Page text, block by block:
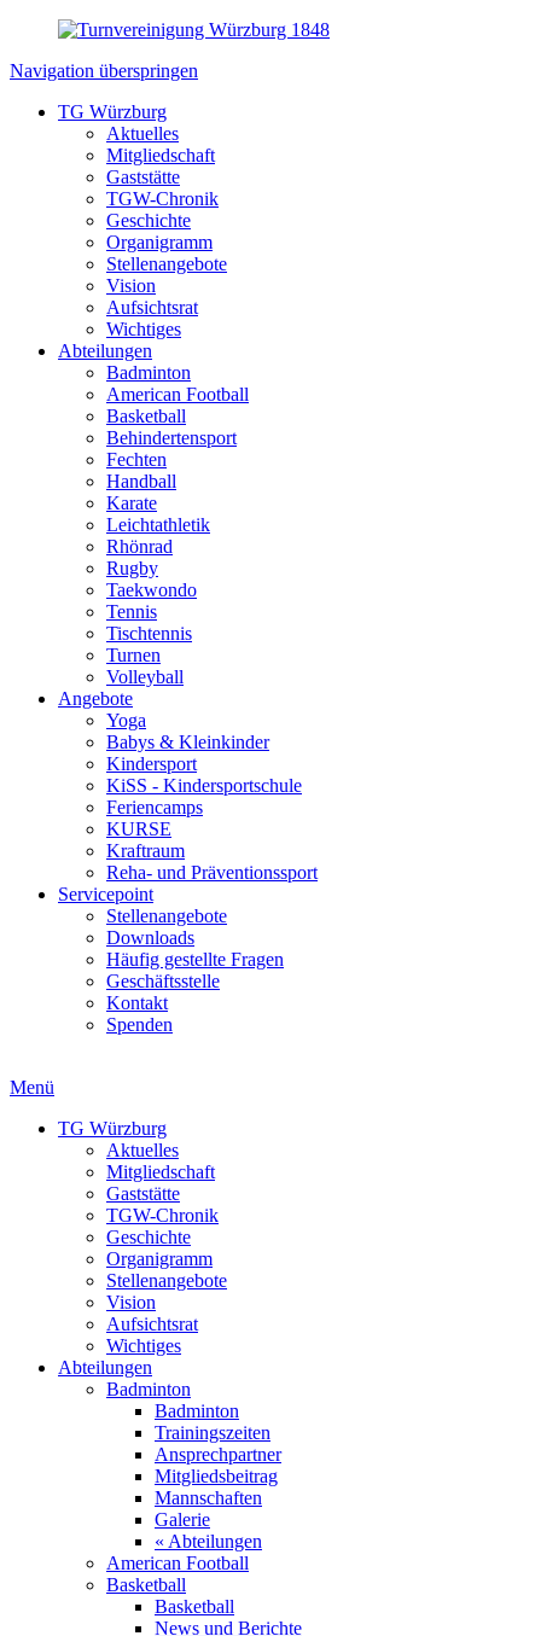
Navigation überspringen
TG Würzburg
Aktuelles
Mitgliedschaft
Gaststätte
TGW-Chronik
Geschichte
Organigramm
Stellenangebote
Vision
Aufsichtsrat
Wichtiges
Abteilungen
Badminton
American Football
Basketball
Behindertensport
Fechten
Handball
Karate
Leichtathletik
Rhönrad
Rugby
Taekwondo
Tennis
Tischtennis
Turnen
Volleyball
Angebote
Yoga
Babys & Kleinkinder
Kindersport
KiSS - Kindersportschule
Feriencamps
KURSE
Kraftraum
Reha- und Präventionssport
Servicepoint
Stellenangebote
Downloads
Häufig gestellte Fragen
Geschäftsstelle
Kontakt
Spenden
Menü
TG Würzburg
Aktuelles
Mitgliedschaft
Gaststätte
TGW-Chronik
Geschichte
Organigramm
Stellenangebote
Vision
Aufsichtsrat
Wichtiges
Abteilungen
Badminton
Badminton
Trainingszeiten
Ansprechpartner
Mitgliedsbeitrag
Mannschaften
Galerie
« Abteilungen
American Football
Basketball
Basketball
News und Berichte